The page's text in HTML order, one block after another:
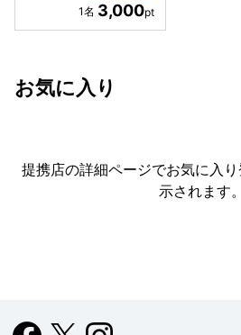
3,000
お気に入り
提携店の詳細ページでお気に入
示されます。